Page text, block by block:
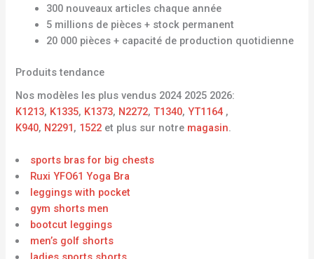
300 nouveaux articles chaque année
5 millions de pièces + stock permanent
20 000 pièces + capacité de production quotidienne
Produits tendance
Nos modèles les plus vendus 2024 2025 2026:
K1213, K1335, K1373, N2272,T1340,YT1164 ,
K940, N2291, 1522 et plus sur notre magasin.
sports bras for big chests
Ruxi YFO61 Yoga Bra
leggings with pocket
gym shorts men
bootcut leggings
men’s golf shorts